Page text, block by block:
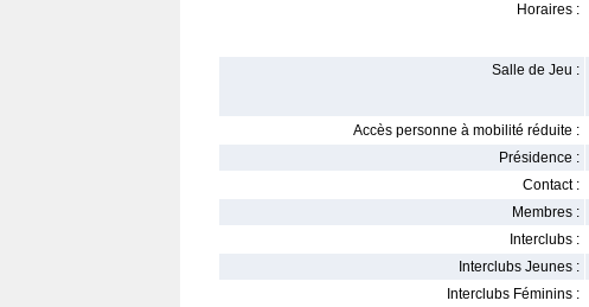
Horaires :
Salle de Jeu :
Accès personne à mobilité réduite :
Présidence :
Contact :
Membres :
Interclubs :
Interclubs Jeunes :
Interclubs Féminins :